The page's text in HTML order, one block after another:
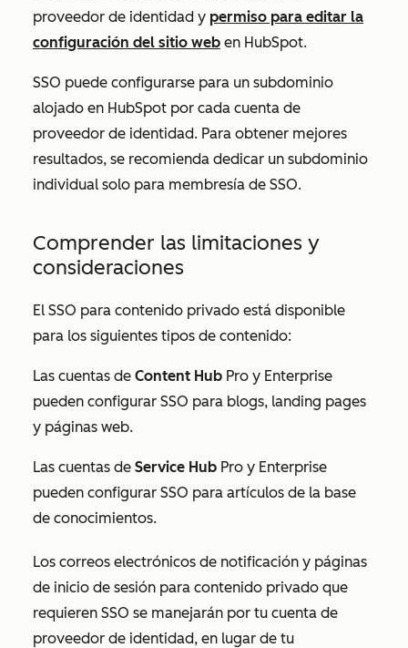
proveedor de identidad y permiso para editar la
configuración del sitio web en HubSpot.
SSO puede configurarse para un subdominio
alojado en HubSpot por cada cuenta de
proveedor de identidad. Para obtener mejores
resultados, se recomienda dedicar un subdominio
individual solo para membresía de SSO.
Comprender las limitaciones y
consideraciones
El SSO para contenido privado está disponible
para los siguientes tipos de contenido:
Las cuentas de Content Hub Pro y Enterprise
pueden configurar SSO para blogs, landing pages
y páginas web.
Las cuentas de Service Hub Pro y Enterprise
pueden configurar SSO para artículos de la base
de conocimientos.
Los correos electrónicos de notificación y páginas
de inicio de sesión para contenido privado que
requieren SSO se manejarán por tu cuenta de
proveedor de identidad, en lugar de tu